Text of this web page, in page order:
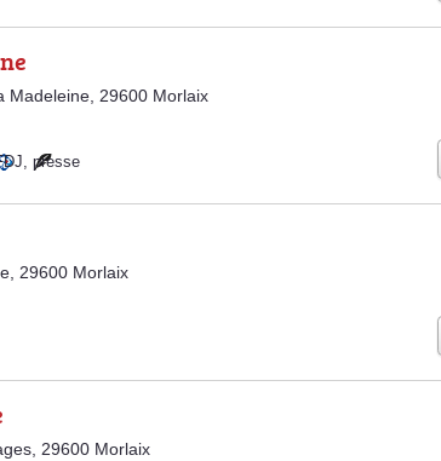
Madeleine, 29600 Morlaix
, presse
29600 Morlaix
29600 Morlaix